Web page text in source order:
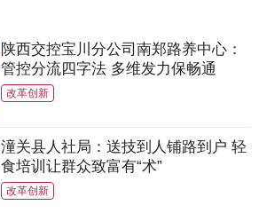
陕西交控宝川分公司南郑路养中心：
管控分流四字法 多维发力保畅通
改革创新
潼关县人社局：送技到人铺路到户 轻
食培训让群众致富有“术”
改革创新